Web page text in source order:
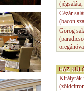
Cézár
(bacon
Görög
HÁZ
Királyrák